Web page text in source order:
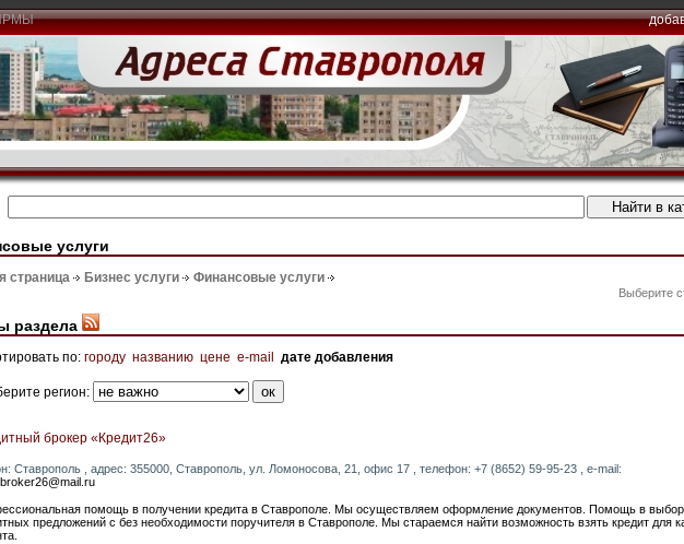
услуги
страница Бизнес услуги Финансовые услуги
Выберите
раздела
по: городу названию цене e-mail дате добавления
регион:
брокер «Кредит26»
Ставрополь , адрес: 355000, Ставрополь, ул. Ломоносова, 21, офис 17 , телефон: +7 (8652) 59-95-23 , e-mail:
помощь в получении кредита в Ставрополе. Мы осуществляем оформление документов. Помощь в
предложений с без необходимости поручителя в Ставрополе. Мы стараемся найти возможность взять кредит для